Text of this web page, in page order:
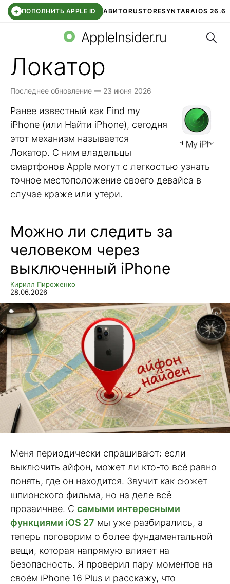
+ ПОПОЛНИТЬ APPLE ID АВИТОRUSTORESYNTARAIOS 26.6
СБЕР КИДС ЧАТ ROBLOXВТБ ОНЛАЙН
AppleInsider.ru
Локатор
Последнее обновление — 23 июня 2026
Ранее известный как Find my
iPhone (или Найти iPhone), сегодня
этот механизм называется
Локатор. С ним владельцы
смартфонов Apple могут с легкостью узнать
точное местоположение своего девайса в
случае краже или утери.
Можно ли следить за
человеком через
выключенный iPhone
Кирилл Пироженко
28.06.2026
Меня периодически спрашивают: если
выключить айфон, может ли кто-то всё равно
понять, где он находится. Звучит как сюжет
шпионского фильма, но на деле всё
прозаичнее. С самыми интересными
функциями iOS 27 мы уже разбирались, а
теперь поговорим о более фундаментальной
вещи, которая напрямую влияет на
безопасность. Я проверил пару моментов на
своём iPhone 16 Plus и расскажу, что